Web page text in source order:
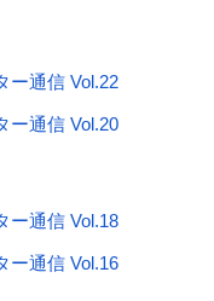
ー通信 Vol.22
ー通信 Vol.20
ー通信 Vol.18
ー通信 Vol.16